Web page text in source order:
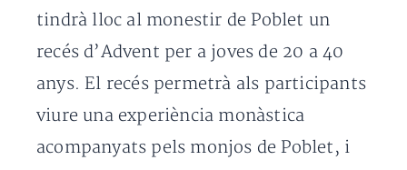
tindrà lloc al monestir de Poblet un
recés d’Advent per a joves de 20 a 40
anys. El recés permetrà als participants
viure una experiència monàstica
acompanyats pels monjos de Poblet, i